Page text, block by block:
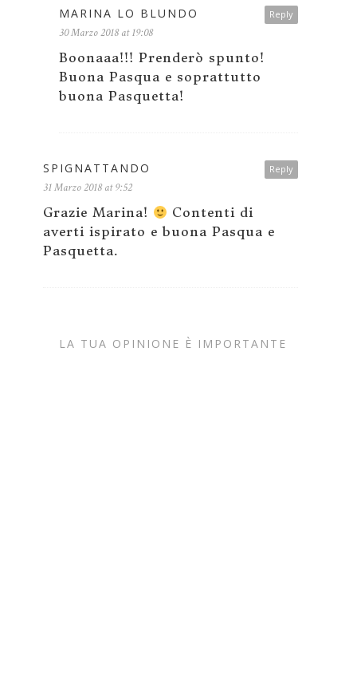
Reply
MARINA LO BLUNDO
30 Marzo 2018 at 19:08
Boonaaa!!! Prenderò spunto!
Buona Pasqua e soprattutto
buona Pasquetta!
Reply
SPIGNATTANDO
31 Marzo 2018 at 9:52
Grazie Marina!
Contenti di
averti ispirato e buona Pasqua e
Pasquetta.
LA TUA OPINIONE È IMPORTANTE